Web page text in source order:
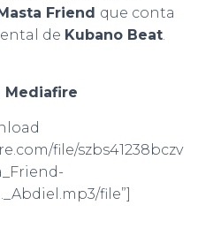
Friend que conta
de Kubano Beat.
Mediafire
file/szbs41238bczv
file”]